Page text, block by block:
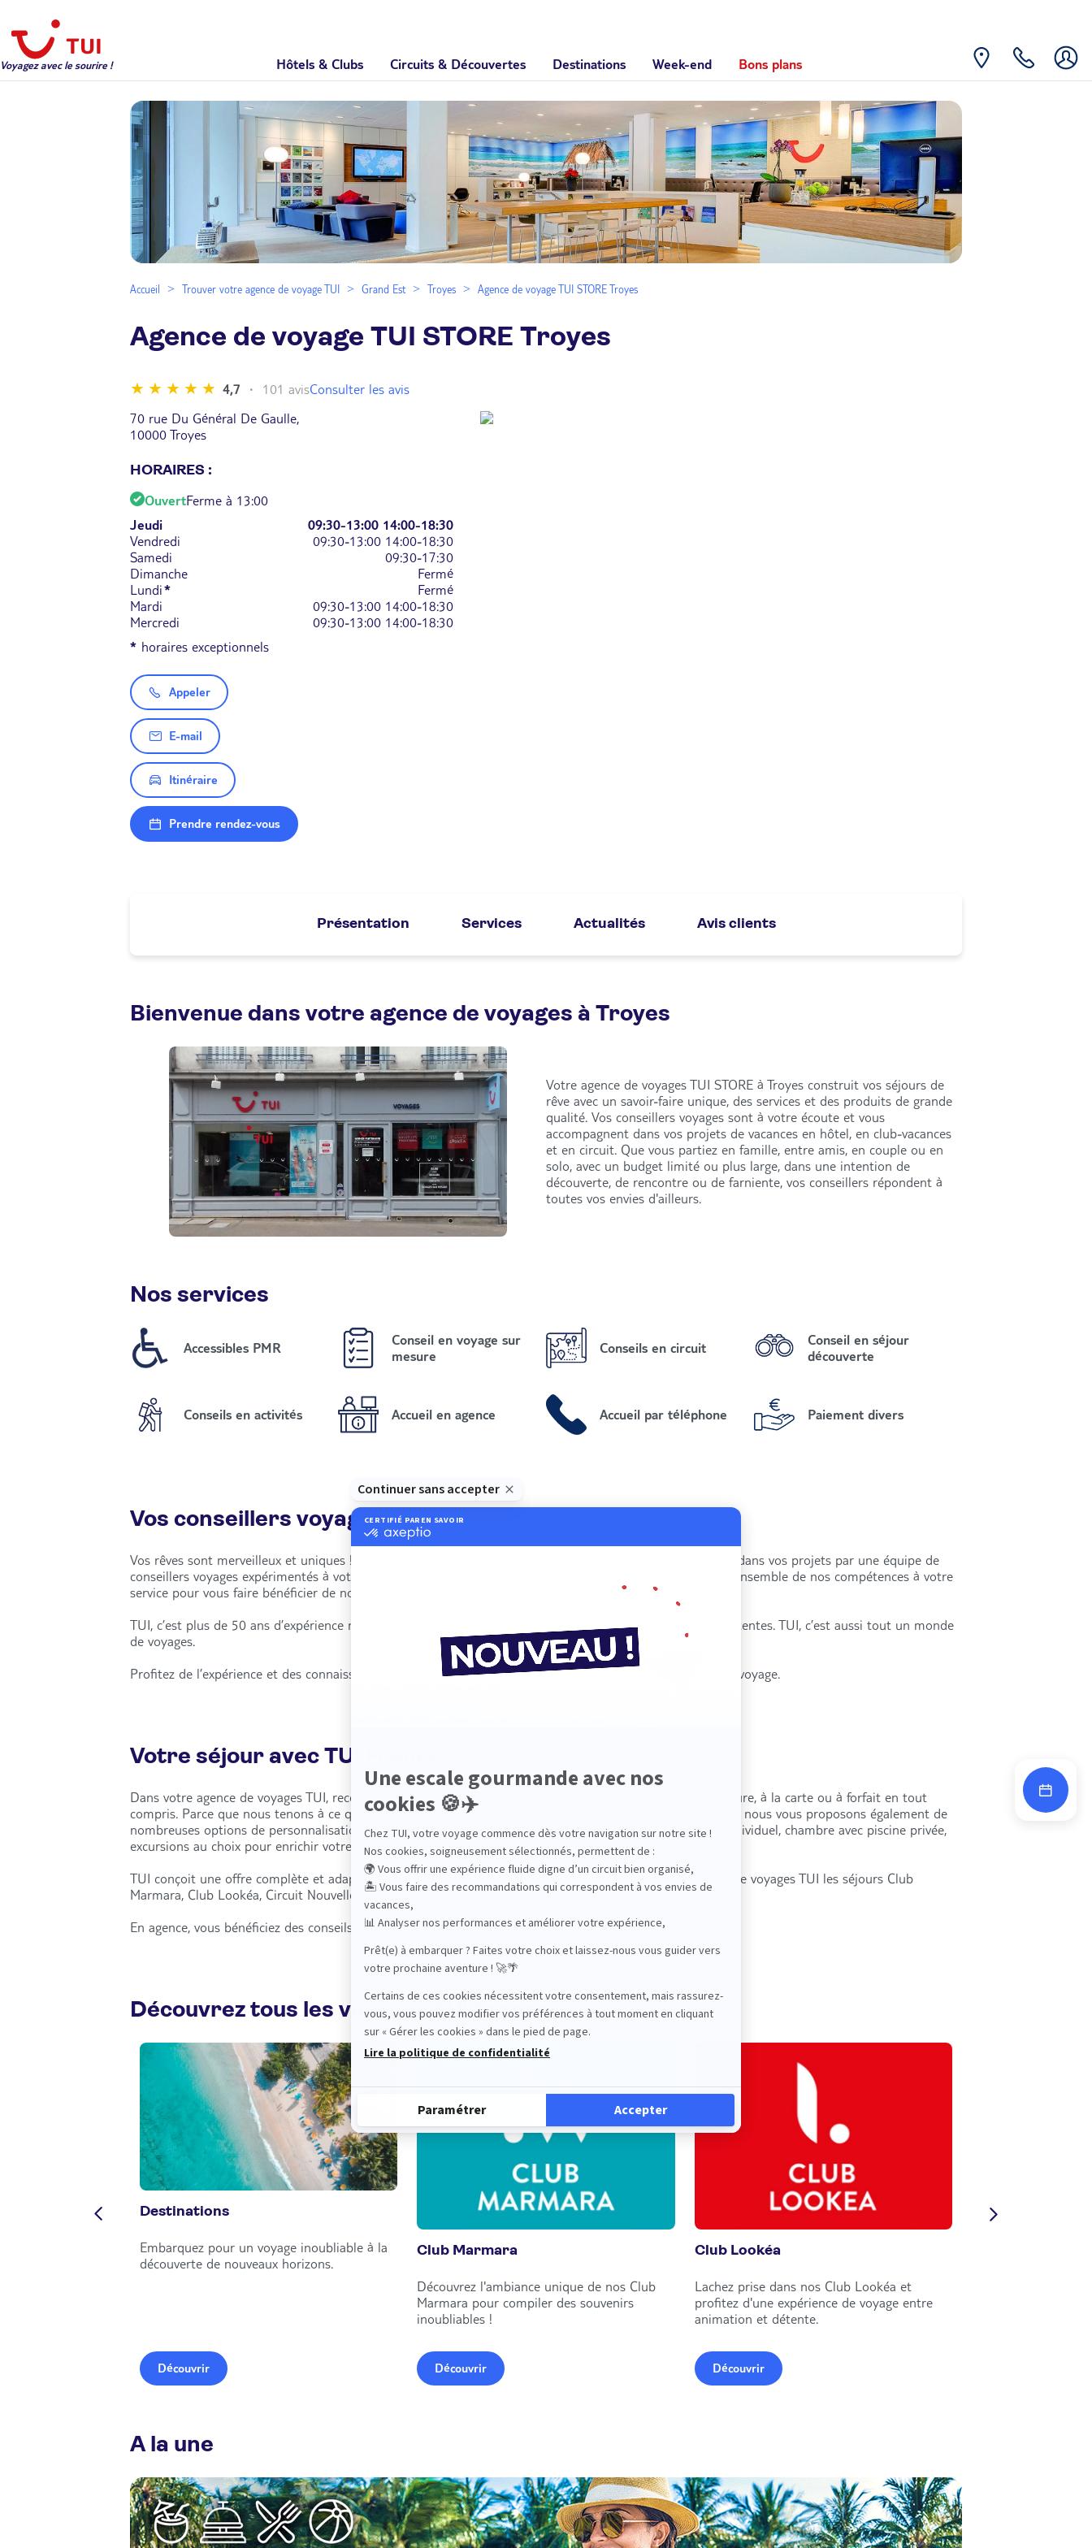
Voyagez avec le sourire ! Hôtels & Clubs Circuits & Découvertes Destinations Week-end Bons plans
Accueil Trouver votre agence de voyage TUI Grand Est Troyes Agence de voyage TUI STORE Troyes
Agence de voyage TUI STORE Troyes
4,7 101 avisConsulter les avis
70 rue Du Général De Gaulle,
10000 Troyes
HORAIRES :
OuvertFerme à 13:00
Jeudi
09:30-13:00 14:00-18:30
Vendredi
09:30-13:00 14:00-18:30
Samedi
09:30-17:30
Dimanche
Fermé
Lundi*
Fermé
Mardi
09:30-13:00 14:00-18:30
Mercredi
09:30-13:00 14:00-18:30
* horaires exceptionnels
Appeler
E-mail
Itinéraire
Prendre rendez-vous
Présentation Services Actualités Avis clients
Bienvenue dans votre agence de voyages à Troyes
Votre agence de voyages TUI STORE à Troyes construit vos séjours de
rêve avec un savoir-faire unique, des services et des produits de grande
qualité. Vos conseillers voyages sont à votre écoute et vous
accompagnent dans vos projets de vacances en hôtel, en club-vacances
et en circuit. Que vous partiez en famille, entre amis, en couple ou en
solo, avec un budget limité ou plus large, dans une intention de
découverte, de rencontre ou de farniente, vos conseillers répondent à
toutes vos envies d'ailleurs.
Nos services
Accessibles PMR
Conseil en voyage sur
mesure
Conseils en circuit
Conseil en séjour
découverte
Conseils en activités Accueil en agence Accueil par téléphone Paiement divers
Vos conseillers voyages
Vos rêves sont merveilleux et uniques ! Dans votre agence de voyage, vous êtes accueillis et accompagnés dans vos projets par une équipe de
conseillers voyages expérimentés à votre écoute. En tant que professionnels du tourisme, nous mettons l’ensemble de nos compétences à votre
service pour vous faire bénéficier de notre expertise.
TUI, c’est plus de 50 ans d’expérience mis à votre service pour un voyage répondant parfaitement à vos attentes. TUI, c’est aussi tout un monde
de voyages.
Profitez de l’expérience et des connaissances de vos conseillers voyages pour organiser sereinement votre voyage.
Votre séjour avec TUI France
Dans votre agence de voyages TUI, recevez un accueil privilégié pour l’organisation de vos séjours sur mesure, à la carte ou à forfait en tout
compris. Parce que nous tenons à ce que vos vacances soient uniques et ne ressemblent à aucunes autres, nous vous proposons également de
nombreuses options de personnalisation : catégorie d’hôtel, départ de province, retour différé, transfert individuel, chambre avec piscine privée,
excursions au choix pour enrichir votre séjour…
TUI conçoit une offre complète et adaptée à toutes vos envies de vacances. Retrouvez dans votre agence de voyages TUI les séjours Club
Marmara, Club Lookéa, Circuit Nouvelles-Frontières.
En agence, vous bénéficiez des conseils d’experts pour la création de votre voyage de rêve !
Découvrez tous les voyages TUI France
Destinations
Embarquez pour un voyage inoubliable à la
découverte de nouveaux horizons.
Découvrir
Club Marmara
Découvrez l'ambiance unique de nos Club
Marmara pour compiler des souvenirs
inoubliables !
Découvrir
Club Lookéa
Lachez prise dans nos Club Lookéa et
profitez d'une expérience de voyage entre
animation et détente.
Découvrir
A la une